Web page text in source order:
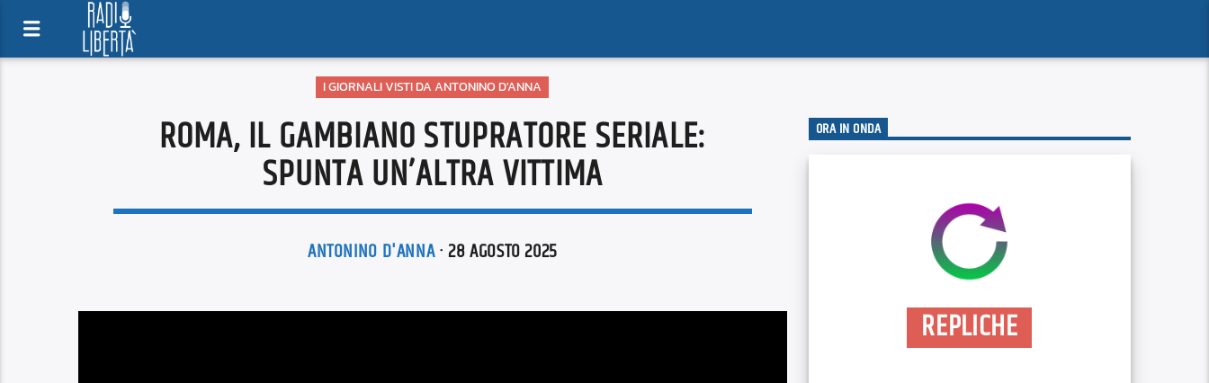
I GIORNALI VISTI DA ANTONINO D'ANNA
ROMA, IL GAMBIANO STUPRATORE SERIALE:
SPUNTA UN’ALTRA VITTIMA
ANTONINO D'ANNA· 28 AGOSTO 2025
ORA IN ONDA
REPLICHE